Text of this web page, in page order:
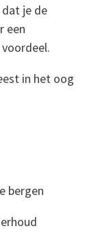
je de
een
in het oog
bergen